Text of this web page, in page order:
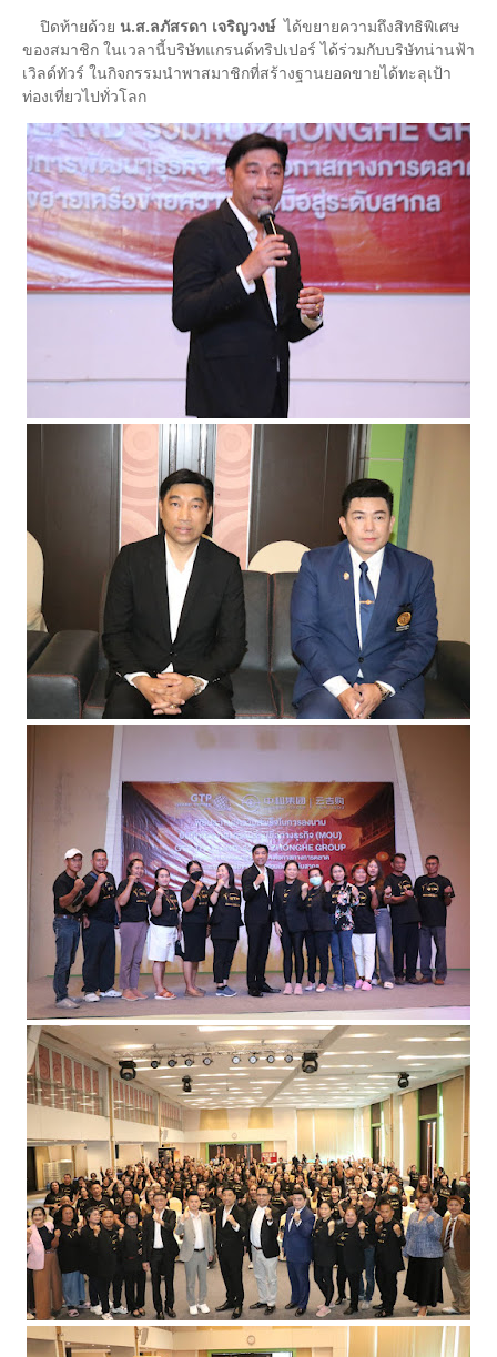
ปิดท้ายด้วย น.ส.ลภัสรดา เจริญวงษ์ ได้ขยายความถึงสิทธิพิเศษ
ของสมาชิก ในเวลานี้บริษัทแกรนด์ทริปเปอร์ ได้ร่วมกับบริษัทน่านฟ้า
เวิลด์ทัวร์ ในกิจกรรมนำพาสมาชิกที่สร้างฐานยอดขายได้ทะลุเป้า
ท่องเที่ยวไปทั่วโลก